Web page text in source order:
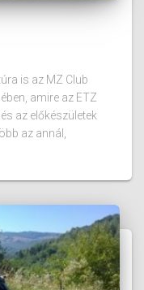
is az MZ Club
amire az ETZ
az előkészületek
az annál,